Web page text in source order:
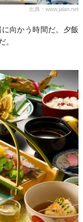
出典：www.jalan.net
向かう時間だ。夕飯
。